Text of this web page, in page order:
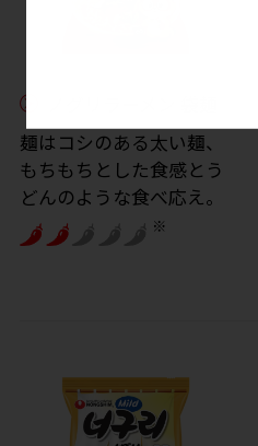
麺はコシのある太い麺、
もちもちとした食感とう
どんのような食べ応え。
※